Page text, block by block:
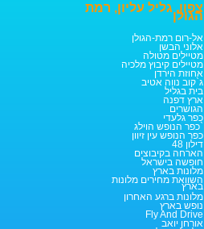
צפון, גליל עליון, רמת
הגולן
אל-רום רמת-הגולן
אלוני הבשן
מטיילים מטולה
מטיילים קיבוץ מלכיה
אחוזת הירדן
ג`קוב נווה אטיב
בית בגליל
ארץ דפנה
הגושרים
כפר גלעדי
כפר הנופש הוילג`
כפר הנופש עין זיוון
דילון 48
הארחה בקיבוצים
חופשה בישראל
מלונות בארץ
השוואת מחירים מלונות
בארץ
מלונות ברגע האחרון
נופש בארץ
Fly And Drive
אורחן יואב